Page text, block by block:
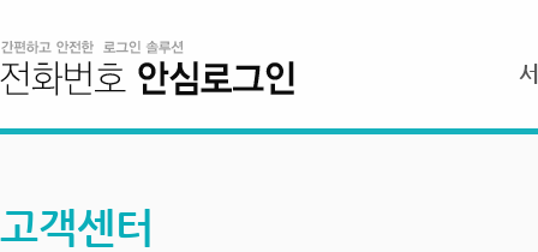
고객센터